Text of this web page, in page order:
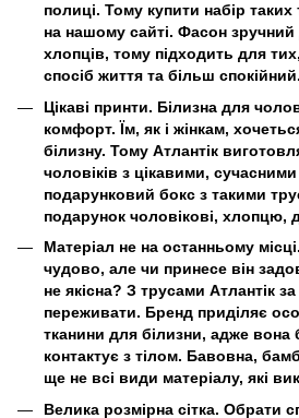
полиці. Тому купити набір таких
на нашому сайті. Фасон зручний
хлопців, тому підходить для
спосіб життя та більш спокійний.
Цікаві принти. Білизна для
комфорт. Їм, як і жінкам,
білизну. Тому Атлантік
чоловіків з цікавими,
подарунковий бокс з такими
подарунок чоловікові, хлопцю,
Матеріал не на останньому
чудово, але чи принесе він
не якісна? З трусами Атлантік
переживати. Бренд приділяє
тканини для білизни, адже вона
контактує з тілом. Бавовна,
ще не всі види матеріалу, які
Велика розмірна сітка. Обрати